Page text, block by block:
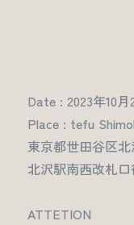
Date : 2023年10
Place : tefu
東京都世田谷区
北沢駅南西改札口
ATTETION